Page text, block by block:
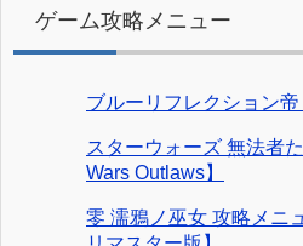
ゲーム攻略メニュー
ブルーリフレクション
スターウォーズ 無法者
Wars Outlaws】
零 濡鴉ノ巫女 攻略メニ